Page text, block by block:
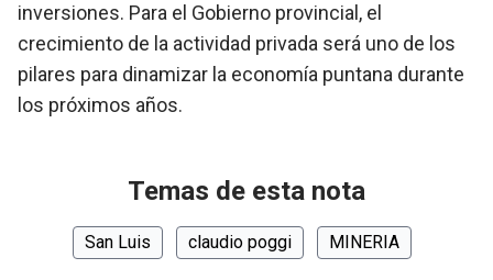
inversiones. Para el Gobierno provincial, el
crecimiento de la actividad privada será uno de los
pilares para dinamizar la economía puntana durante
los próximos años.
Temas de esta nota
San Luis claudio poggi MINERIA